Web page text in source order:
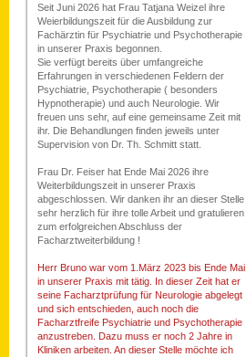
Seit Juni 2026 hat Frau Tatjana Weizel ihre
Weierbildungszeit für die Ausbildung zur
Fachärztin für Psychiatrie und Psychotherapie
in unserer Praxis begonnen.
Sie verfügt bereits über umfangreiche
Erfahrungen in verschiedenen Feldern der
Psychiatrie, Psychotherapie ( besonders
Hypnotherapie) und auch Neurologie. Wir
freuen uns sehr, auf eine gemeinsame Zeit mit
ihr. Die Behandlungen finden jeweils unter
Supervision von Dr. Th. Schmitt statt.
Frau Dr. Feiser hat Ende Mai 2026 ihre
Weiterbildungszeit in unserer Praxis
abgeschlossen. Wir danken ihr an dieser Stelle
sehr herzlich für ihre tolle Arbeit und gratulieren
zum erfolgreichen Abschluss der
Facharztweiterbildung !
Herr Bruno war vom 1.März 2023 bis Ende Mai
in unserer Praxis mit tätig. In dieser Zeit hat er
seine Facharztprüfung für Neurologie abgelegt
und sich entschieden, auch noch die
Facharztfreife Psychiatrie und Psychotherapie
anzustreben. Dazu muss er noch 2 Jahre in
Kliniken arbeiten. An dieser Stelle möchte ich